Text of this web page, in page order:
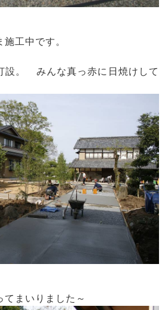
工中です。
設。 みんな真っ赤に日焼けして
てまいりました～